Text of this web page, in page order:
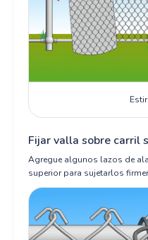
Fijar valla sobre carril
Agregue algunos lazos de
superior para sujetarlos